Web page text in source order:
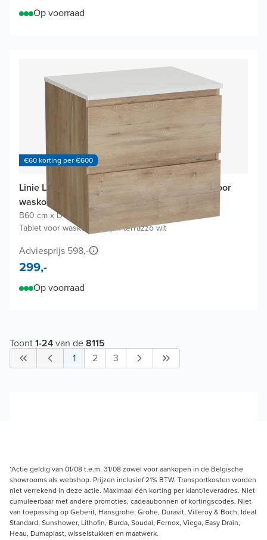
Op voorraad
€60 korting per €600
Linie Lado badkamermeubel met Lado Tablet voor
waskom(men)
B60 cm x D46 cm Onderkast natuur eik
Tablet voor waskom(men) in terrazzo wit
Adviesprijs 598,-
299,-
Op voorraad
Toont1-24van de8115
1
2 3
*Actie geldig van 01/08 t.e.m. 31/08 zowel voor aankopen in de Belgische
showrooms als webshop. Prijzen inclusief 21% BTW. Transportkosten worden
niet verrekend in deze actie. Maximaal één korting per klant/leveradres. Niet
cumuleerbaar met andere promoties, cadeaubonnen of kortingscodes. Niet
van toepassing op Geberit, Hansgrohe, Grohe, Duravit, Villeroy & Boch, Ideal
Standard, Sunshower, Lithofin, Burda, Soudal, Fernox, Viega, Easy Drain,
Heau, Dumaplast, wisselstukken en maatwerk.